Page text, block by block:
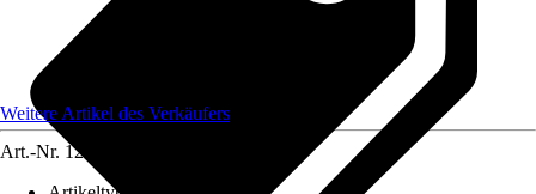
Weitere Artikel des Verkäufers
Art.-Nr. 12583619